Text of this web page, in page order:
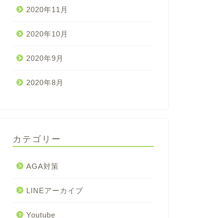
2020年11月
2020年10月
2020年9月
2020年8月
カテゴリー
AGA対策
LINEアーカイブ
Youtube